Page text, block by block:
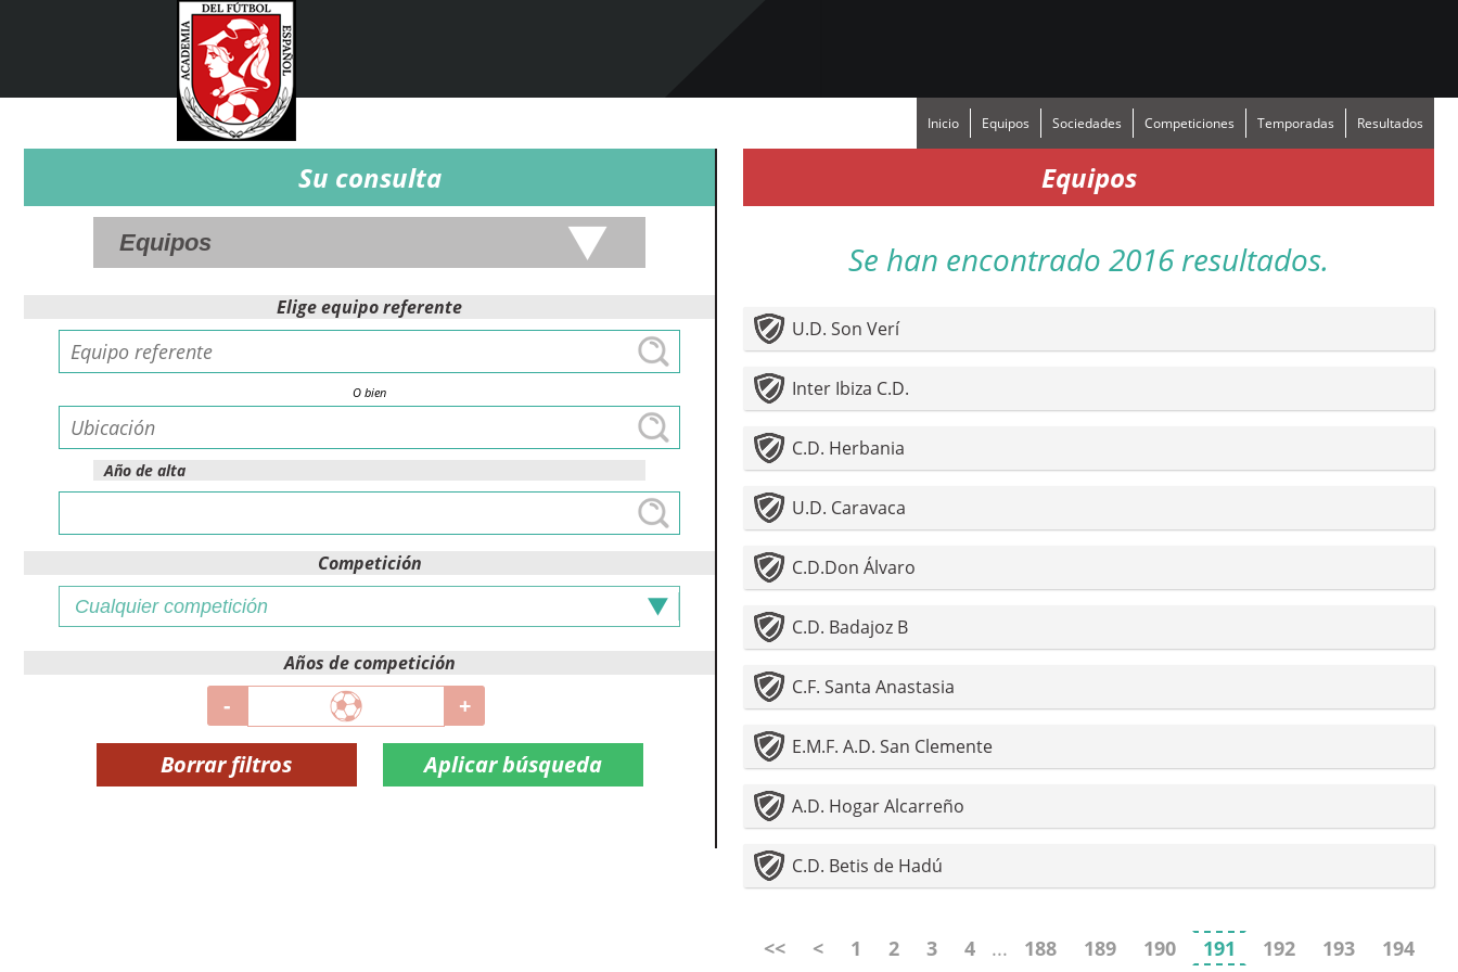
Inicio Equipos Sociedades Competiciones Temporadas Resultados
Su consulta
Elige equipo referente
O bien
Año de alta
Competición
Años de competición
-
+
Borrar filtros
Equipos
Se han encontrado 2016 resultados.
U.D. Son Verí
Inter Ibiza C.D.
C.D. Herbania
U.D. Caravaca
C.D.Don Álvaro
C.D. Badajoz B
C.F. Santa Anastasia
E.M.F. A.D. San Clemente
A.D. Hogar Alcarreño
C.D. Betis de Hadú
<< < 1 2 3 4 ... 188 189 190 191 192 193
194